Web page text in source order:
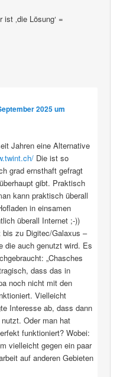
‚die Lösung‘ =
2025 um
Jahren eine Alternative
Die ist so
grad ernsthaft gefragt
gibt. Praktisch
kann praktisch überall
in einsamen
überall Internet ;-))
zu Digitec/Galaxus –
die auch genutzt wird. Es
„Chasches
dass das in
noch nicht mit den
Vielleicht
Interesse ab, dass dann
Oder man hat
funktioniert? Wobei:
vielleicht gegen ein paar
auf anderen Gebieten